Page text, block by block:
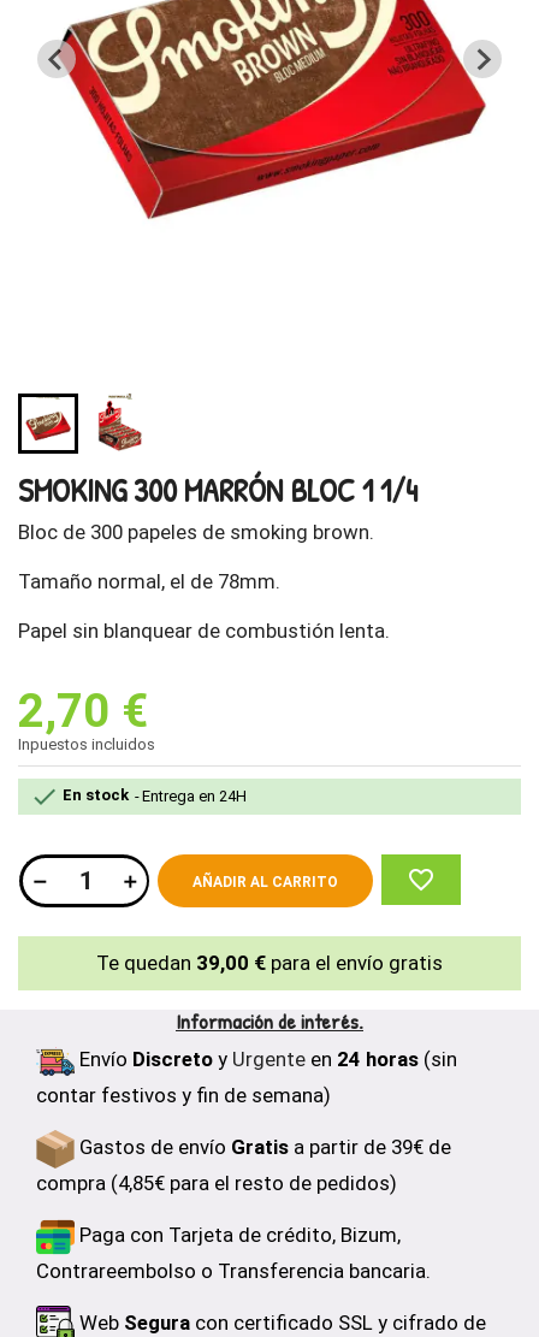
SMOKING 300 MARRÓN BLOC 1 1/4
Bloc de 300 papeles de smoking brown.
Tamaño normal, el de 78mm.
Papel sin blanquear de combustión lenta.
2,70 €
Inpuestos incluidos
 En stock Entrega en 24H
AÑADIR AL CARRITO favorite_border
Te quedan 39,00 € para el envío gratis
Información de interés.
Envío Discreto y Urgente en 24 horas (sin
contar festivos y fin de semana)
Gastos de envío Gratis a partir de 39€ de
compra (4,85€ para el resto de pedidos)
Paga con Tarjeta de crédito, Bizum,
Contrareembolso o Transferencia bancaria.
Web Segura con certificado SSL y cifrado de